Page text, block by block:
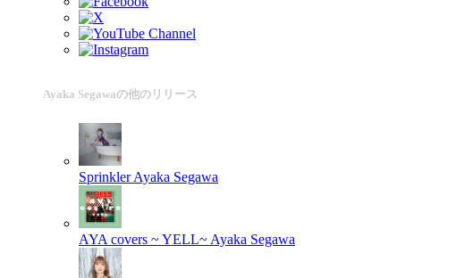
Ayaka Segawaの他のリリース
Sprinkler Ayaka Segawa
AYA covers ~ YELL~ Ayaka Segawa